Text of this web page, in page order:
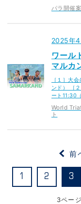
パラ開催
2025年4
ワール
マルカ
［１］大
ンド） ［
ート11:30
World
ト
3ペー
前
1 2 3